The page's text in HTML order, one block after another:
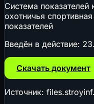
Система
охотничья
показателей
Введён в действие:
Скачать документ
Источник: